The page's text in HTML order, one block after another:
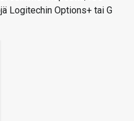
Logitechin Options+ tai G